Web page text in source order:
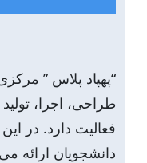
“پهپاد پلاس ”
طراحی، اجرا،
فعالیت دارد. در
دانشجویان ارائه